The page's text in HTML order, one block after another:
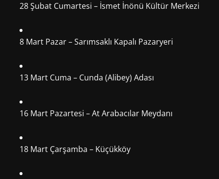
28 Şubat Cumartesi – İsmet İnönü Kültür Merkezi
8 Mart Pazar – Sarımsaklı Kapalı Pazaryeri
13 Mart Cuma – Cunda (Alibey) Adası
16 Mart Pazartesi – At Arabacılar Meydanı
18 Mart Çarşamba – Küçükköy